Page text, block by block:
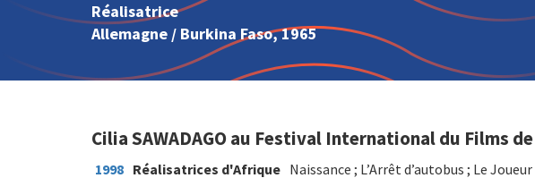
Réalisatrice
Allemagne / Burkina Faso, 1965
Cilia SAWADAGO au Festival International du Films de
1998 Réalisatrices d'Afrique Naissance ; L’Arrêt d’autobus ; Le